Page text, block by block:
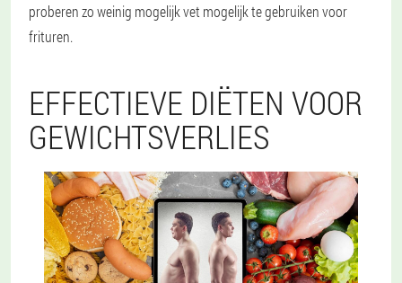
proberen zo weinig mogelijk vet mogelijk te gebruiken voor
frituren.
EFFECTIEVE DIËTEN VOOR
GEWICHTSVERLIES